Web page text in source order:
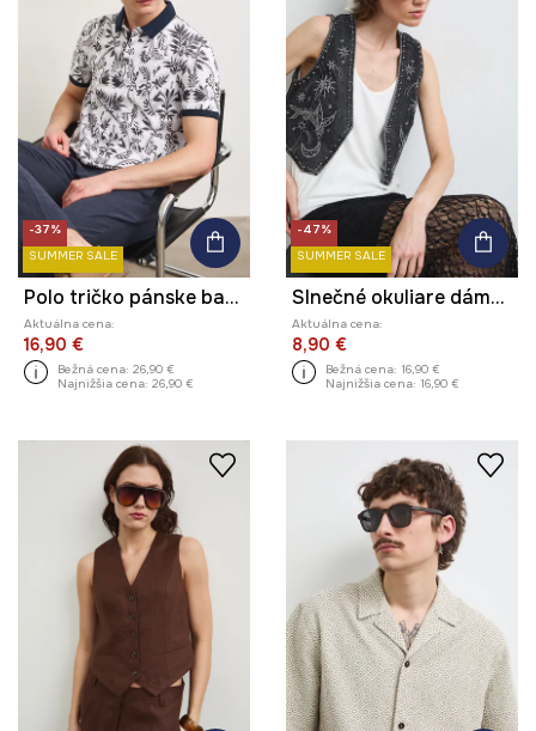
-37%
SUMMER SALE
Polo tričko pánske bavlnené s elastanom
Aktuálna cena:
16,90 €
Bežná cena: 26,90 €
Najnižšia cena: 26,90 €
-47%
SUMMER SALE
Slnečné okuliare dámske
Aktuálna cena:
8,90 €
Bežná cena: 16,90 €
Najnižšia cena: 16,90 €